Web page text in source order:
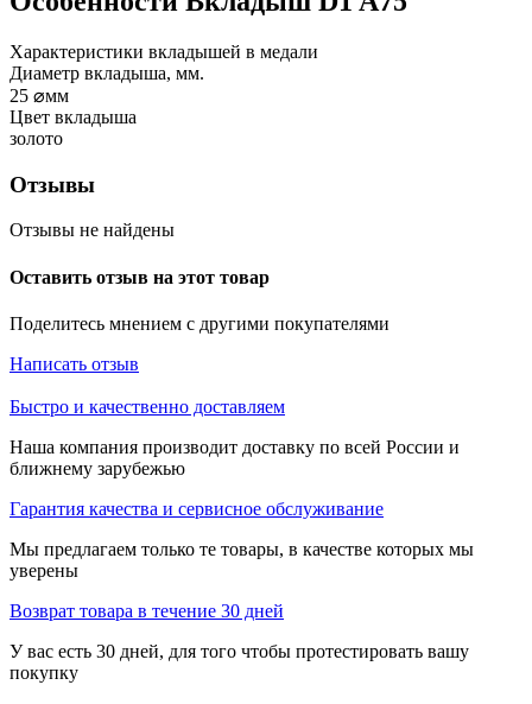
Характеристики вкладышей в медали
Диаметр вкладыша, мм.
25 ⌀мм
Цвет вкладыша
золото
Отзывы
Отзывы не найдены
Оставить отзыв на этот товар
Поделитесь мнением с другими покупателями
Написать отзыв
Быстро и качественно доставляем
Наша компания производит доставку по всей России и
ближнему зарубежью
Гарантия качества и сервисное обслуживание
Мы предлагаем только те товары, в качестве которых мы
уверены
Возврат товара в течение 30 дней
У вас есть 30 дней, для того чтобы протестировать вашу
покупку